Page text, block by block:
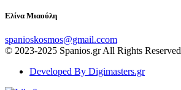
Ελίνα Μιαούλη
spanioskosmos@gmail.ccom
© 2023-2025 Spanios.gr All Rights Reserved
Developed By Digimasters.gr